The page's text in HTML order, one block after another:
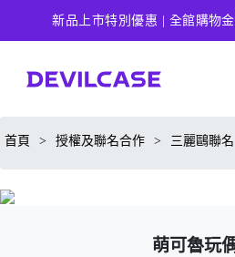
新品上市特別優惠 | 全館購物
首頁 > 授權及聯名合作 > 三麗鷗聯名
萌可魯玩